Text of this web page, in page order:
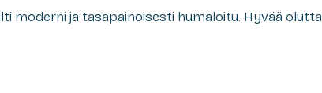
moderni ja tasapainoisesti humaloitu. Hyvää olutta